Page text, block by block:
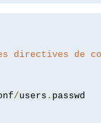
directives de
/users .